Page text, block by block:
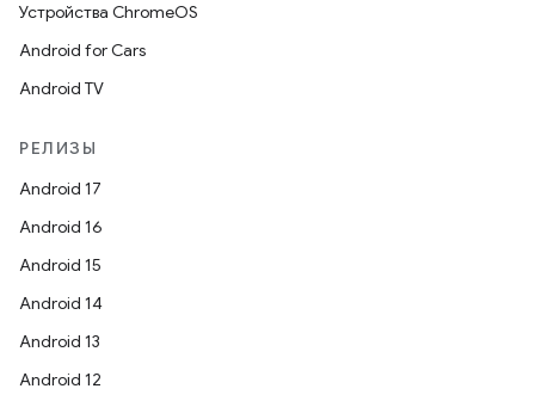
Устройства ChromeOS
Android for Cars
Android TV
РЕЛИЗЫ
Android 17
Android 16
Android 15
Android 14
Android 13
Android 12